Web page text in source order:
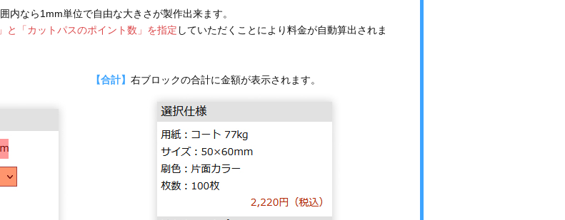
なら1mm単位で自由な大きさが製作出来ます。
と「カットパスのポイント数」を指定 していただくことにより料金が自動算出されま
【合計】 右ブロックの合計に金額が表示されます。